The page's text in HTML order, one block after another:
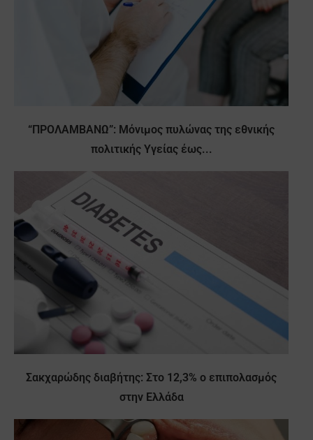
“ΠΡΟΛΑΜΒΑΝΩ”: Μόνιμος πυλώνας της εθνικής
πολιτικής Υγείας έως...
Σακχαρώδης διαβήτης: Στο 12,3% ο επιπολασμός
στην Ελλάδα